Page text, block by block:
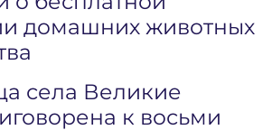
домашних животных
села Великие
к восьми